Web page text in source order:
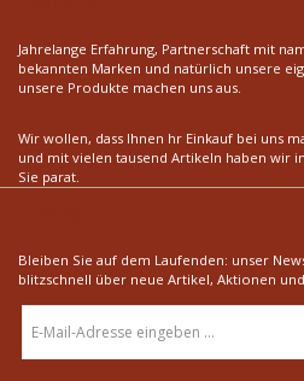
Jahrelange Erfahrung, Partnerschaft mit
bekannten Marken und natürlich unsere
unsere Produkte machen uns aus.
Wir wollen, dass Ihnen hr Einkauf bei uns
und mit vielen tausend Artikeln haben wir
Sie parat.
Bleiben Sie auf dem Laufenden: unser
blitzschnell über neue Artikel, Aktionen
Mail-